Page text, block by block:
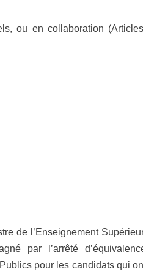
ou en collaboration
de l’Enseignement
par l’arrêté
pour les candidats qui